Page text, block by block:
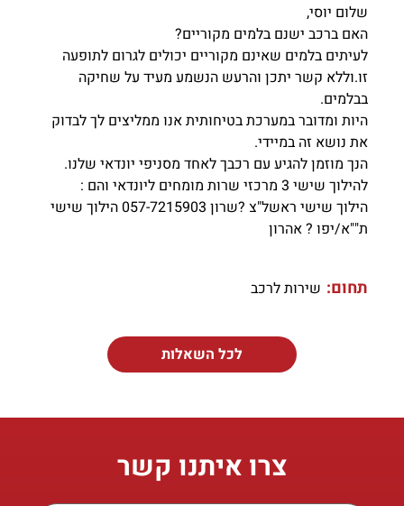
שלום יוסי,
האם ברכב ישנם בלמים מקוריים?
לעיתים בלמים שאינם מקוריים יכולים לגרום לתופעה
זו.וללא קשר יתכן והרעש הנשמע מעיד על שחיקה
בבלמים.
היות ומדובר במערכת בטיחותית אנו ממליצים לך לבדוק
את נושא זה במיידי.
הנך מוזמן להגיע עם רכבך לאחד מסניפי יונדאי שלנו.
להילוך שישי 3 מרכזי שרות מומחים ליונדאי והם :
הילוך שישי ראשל"צ ?שרון 057-7215903 הילוך שישי
ת""א/יפו ? אהרון
תחום: שירות לרכב
לכל השאלות
צרו איתנו קשר